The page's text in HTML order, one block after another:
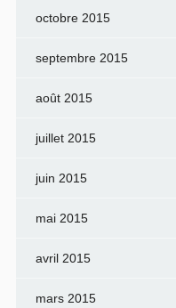
octobre 2015
septembre 2015
août 2015
juillet 2015
juin 2015
mai 2015
avril 2015
mars 2015